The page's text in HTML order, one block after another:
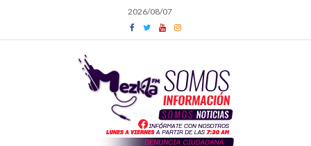
content
2026/08/07